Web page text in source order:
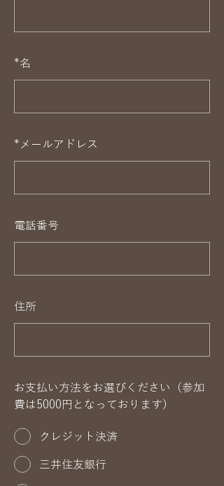
*名
* メールアドレス
電話番号
住所
お支払い方法をお選びください（参加
費は5000円となっております）
クレジット決済
三井住友銀行